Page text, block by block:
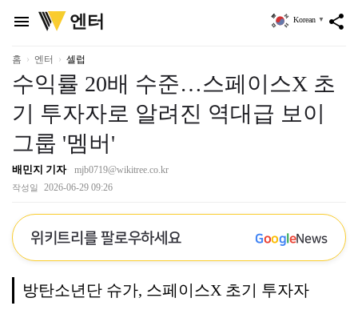
menu
위
키
리
엔터 share
Korean ▼
홈 엔터 셀럽
수익률 20배 수준…스페이스X 초
기 투자자로 알려진 역대급 보이
그룹 '멤버'
배민지 기자 mjb0719@wikitree.co.kr
작성일 2026-06-29 09:26
위키트리를 팔로우하세요 GoogleNews
방탄소년단 슈가, 스페이스X 초기 투자자